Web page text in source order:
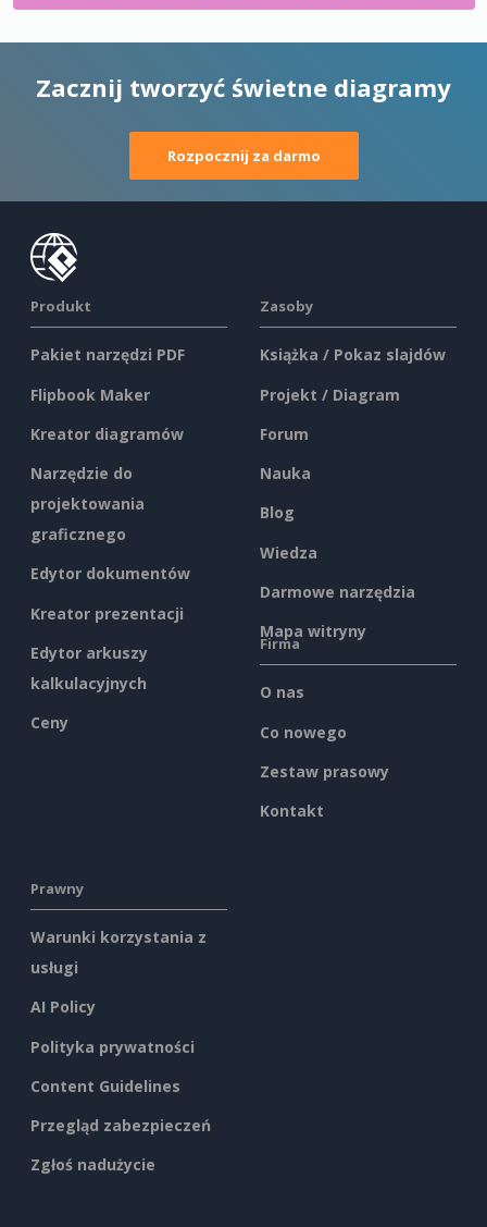
Zacznij tworzyć świetne diagramy
Rozpocznij za darmo
Produkt
Pakiet narzędzi PDF
Flipbook Maker
Kreator diagramów
Narzędzie do
projektowania
graficznego
Edytor dokumentów
Kreator prezentacji
Edytor arkuszy
kalkulacyjnych
Ceny
Zasoby
Książka / Pokaz slajdów
Projekt / Diagram
Forum
Nauka
Blog
Wiedza
Darmowe narzędzia
Mapa witryny
Firma
O nas
Co nowego
Zestaw prasowy
Kontakt
Prawny
Warunki korzystania z
usługi
AI Policy
Polityka prywatności
Content Guidelines
Przegląd zabezpieczeń
Zgłoś nadużycie